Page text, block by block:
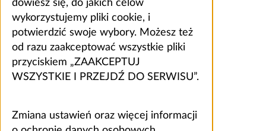
dowiesz się, do jakich celów
wykorzystujemy pliki cookie, i
potwierdzić swoje wybory. Możesz też
od razu zaakceptować wszystkie pliki
przyciskiem „ZAAKCEPTUJ
WSZYSTKIE I PRZEJDŹ DO SERWISU”.
Zmiana ustawień oraz więcej informacji